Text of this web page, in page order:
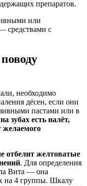
препаратов.
или
средствами с
необходимо
дёсен, если они
пастами или в
зубах есть налёт,
желаемого
отбелит желтоватые
. Для определения
Вита — она
на 4 группы. Шкалу